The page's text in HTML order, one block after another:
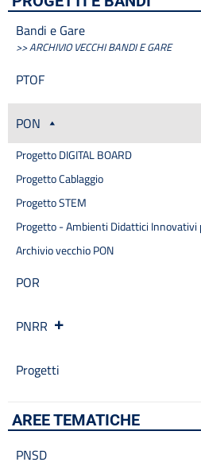
Progetti
Progetti Piano Triennale
Protocollo Sicurezza
Quadri orario
Rassegna stampa
Rendiconti gruppi consiliari
Sanzioni per mancata
Segreteria
Servizio di assistenza psicologica
Sicurezza
Tassi di assenza
Cerca
Bandi e Gare
>> ARCHIVIO VECCHI BANDI E GARE
PTOF
PON
Progetto DIGITAL BOARD
Progetto Cablaggio
Progetto STEM
Progetto - Ambienti Didattici Innovativi
Archivio vecchio PON
POR
PNRR
Progetti
AREE TEMATICHE
PNSD